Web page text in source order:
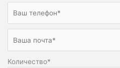
Количество*